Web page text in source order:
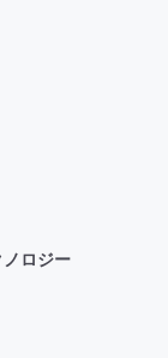
ロジー